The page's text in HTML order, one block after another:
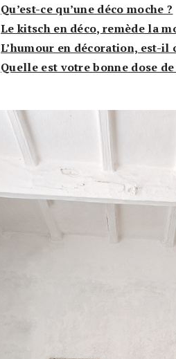
Qu’est-ce qu’une déco moche ?
Le kitsch en déco, remède la
L’humour en décoration, est-il
Quelle est votre bonne dose